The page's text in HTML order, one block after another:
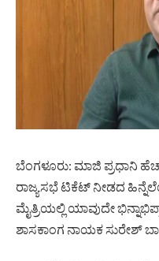
ಬೆಂಗಳೂರು: ಮಾಜಿ ಪ್ರಧಾನಿ
ರಾಜ್ಯಸಭೆ ಟಿಕೆಟ್ ನೀಡದ
ಮೈತ್ರಿಯಲ್ಲಿ ಯಾವುದೇ
ಶಾಸಕಾಂಗ ನಾಯಕ ಸುರೇಶ್